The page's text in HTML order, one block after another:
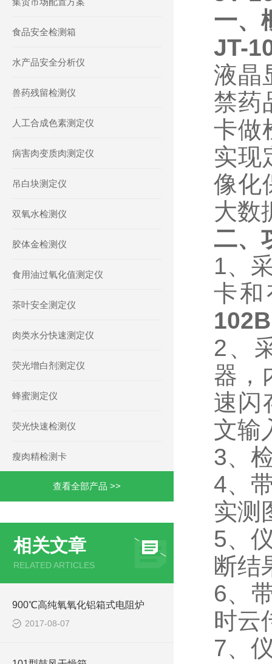
食品安全检测箱
水产品安全分析仪
兽药残留检测仪
人工合成色素测定仪
病害肉变质肉测定仪
吊白块测定仪
双氧水检测仪
胶体金检测仪
食用油过氧化值测定仪
茶叶安全测定仪
肉类水分快速测定仪
荧光增白剂测定仪
蜂蜜测定仪
荧光快速检测仪
瘦肉精检测卡
查看全部产品 >>
相关文章
RELATED ARTICLES
900℃高纯氧氧化铝箱式电阻炉
2017-08-07
一、
JT-
液晶
禁药
卡做
实现
像化
大数
二、
1、
卡
2、
器，
速闪
文输
3、
4、
实测
5、
断结
6、
时云
7、